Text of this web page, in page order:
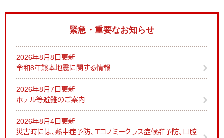
緊急・重要なお知らせ
2026年8月8日更新
令和8年熊本地震に関する情報
2026年8月7日更新
ホテル等避難のご案内
2026年8月4日更新
災害時には、熱中症予防、エコノミークラス症候群予防、口腔